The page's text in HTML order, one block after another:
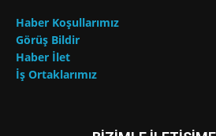
Haber Koşullarımız
Görüş Bildir
Haber İlet
İş Ortaklarımız